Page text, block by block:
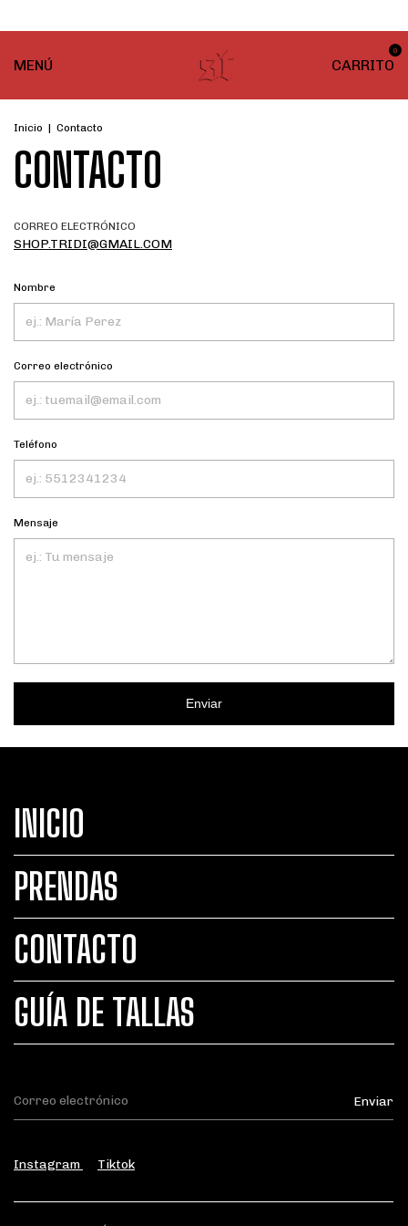
MENÚ CARRITO
0
Inicio | Contacto
CONTACTO
CORREO ELECTRÓNICO
SHOP.TRIDI@GMAIL.COM
Nombre
Correo electrónico
Teléfono
Mensaje
Enviar
INICIO
PRENDAS
CONTACTO
GUÍA DE TALLAS
Instagram Tiktok